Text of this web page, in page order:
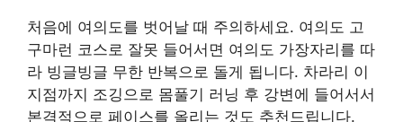
처음에 여의도를 벗어날 때 주의하세요. 여의도 고
구마런 코스로 잘못 들어서면 여의도 가장자리를 따
라 빙글빙글 무한 반복으로 돌게 됩니다. 차라리 이
지점까지 조깅으로 몸풀기 러닝 후 강변에 들어서서
본격적으로 페이스를 올리는 것도 추천드립니다.